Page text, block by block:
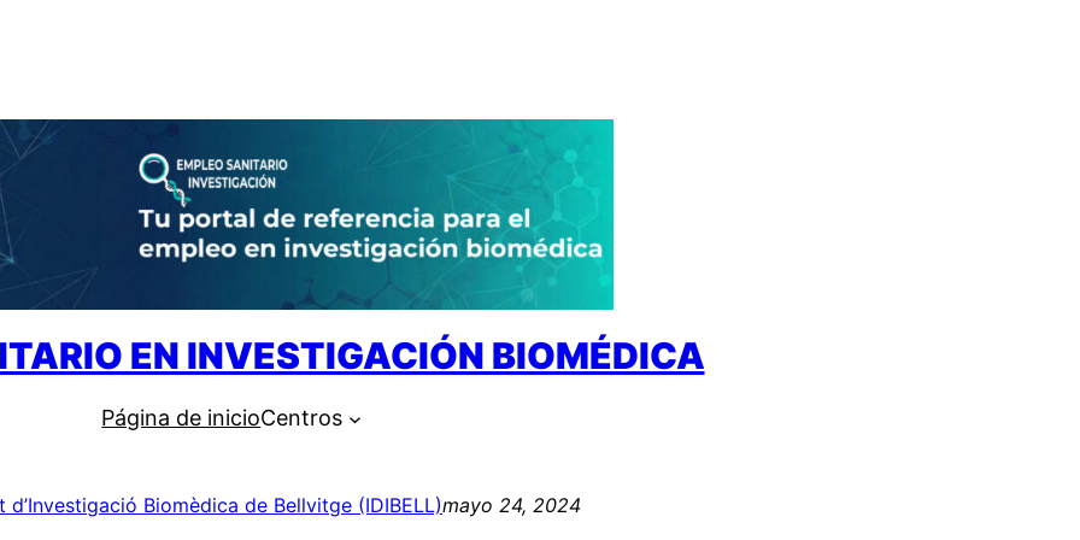
EN INVESTIGACIÓN BIOMÉDICA
Página de inicioCentros
d’Investigació Biomèdica de Bellvitge (IDIBELL)mayo 24, 2024